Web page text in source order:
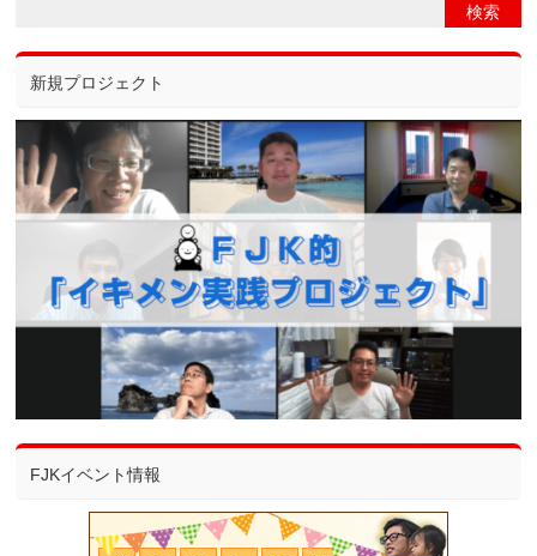
新規プロジェクト
FJKイベント情報